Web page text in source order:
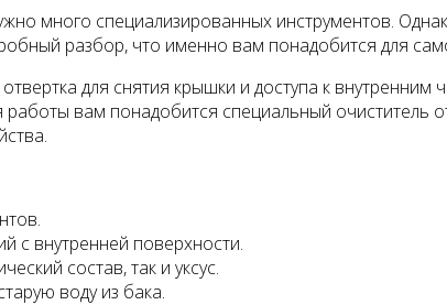
много специализированных инструментов.
разбор, что именно вам понадобится для
для снятия крышки и доступа к
вам понадобится специальный очиститель
с внутренней поверхности.
состав, так и уксус.
воду из бака.